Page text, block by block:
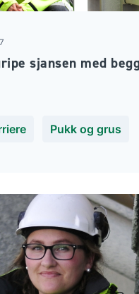
sjansen med
Pukk og grus